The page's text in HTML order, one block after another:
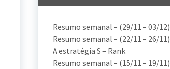
Resumo semanal – (29/11 – 03/12)
Resumo semanal – (22/11 – 26/11)
A estratégia S – Rank
Resumo semanal – (15/11 – 19/11)